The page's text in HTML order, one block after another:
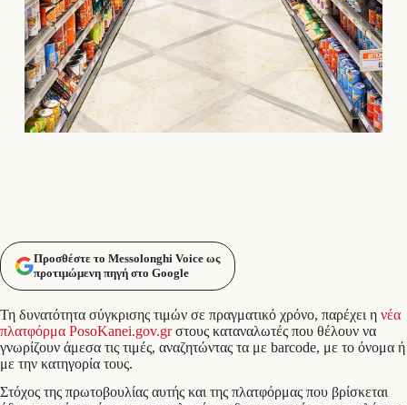
Προσθέστε το Messolonghi Voice ως
προτιμώμενη πηγή στο Google
Τη δυνατότητα σύγκρισης τιμών σε πραγματικό χρόνο, παρέχει η νέα
πλατφόρμα PosoKanei.gov.grστους καταναλωτές που θέλουν να
γνωρίζουν άμεσα τις τιμές, αναζητώντας τα με barcode, με το όνομα ή
με την κατηγορία τους.
Στόχος της πρωτοβουλίας αυτής και της πλατφόρμας που βρίσκεται